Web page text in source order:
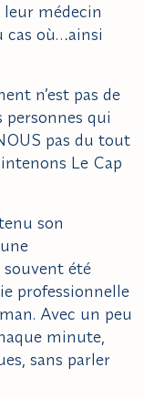
médecin
cas où…ainsi
n’est pas de
personnes qui
pas du tout
Le Cap
son
souvent été
professionnelle
Avec un peu
minute,
sans parler